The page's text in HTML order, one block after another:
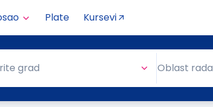
Plate Kursevi
grad Oblast rada